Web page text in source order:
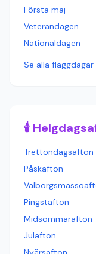
Första maj
Veterandagen
Nationaldagen
Se alla
🕯️
Trettondagsafton
Påskafton
Pingstafton
Midsommarafton
Julafton